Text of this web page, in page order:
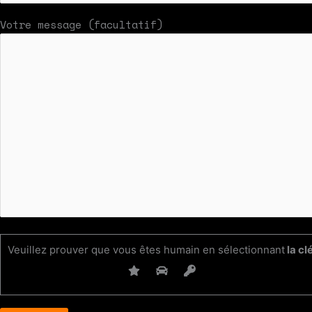
Votre message (facultatif)
Veuillez prouver que vous êtes humain en sélectionnant la